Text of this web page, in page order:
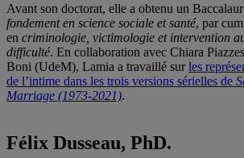
Avant son doctorat, elle a obtenu un
fondement en science sociale et santé, par
en criminologie, victimologie et intervention
difficulté. En collaboration avec Chiara
Boni (UdeM), Lamia a travaillé surles
de l’intime dans les trois versions sérielles de
Marriage (1973-2021).
Félix Dusseau, PhD.